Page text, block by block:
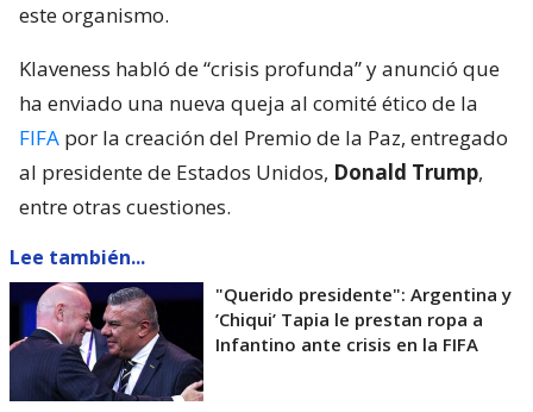
este organismo.
Klaveness habló de “crisis profunda” y anunció que
ha enviado una nueva queja al comité ético de la
FIFA por la creación del Premio de la Paz, entregado
al presidente de Estados Unidos, Donald Trump,
entre otras cuestiones.
Lee también...
"Querido presidente": Argentina y
’Chiqui’ Tapia le prestan ropa a
Infantino ante crisis en la FIFA